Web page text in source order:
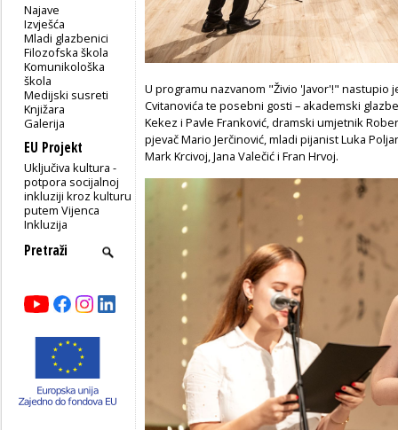
Najave
Izvješća
Mladi glazbenici
Filozofska škola
Komunikološka
škola
Medijski susreti
Knjižara
Galerija
EU Projekt
Uključiva kultura -
potpora socijalnoj
inkluziji kroz kulturu
putem Vijenca
Inkluzija
U programu nazvanom "Živio 'Javor'!" nastupio
Cvitanovića te posebni gosti – akademski
Kekez i Pavle Franković, dramski umjetnik
pjevač Mario Jerčinović, mladi pijanist Luka
Mark Krcivoj, Jana Valečić i Fran Hrvoj.